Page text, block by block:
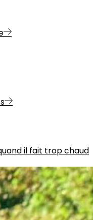
il fait trop chaud